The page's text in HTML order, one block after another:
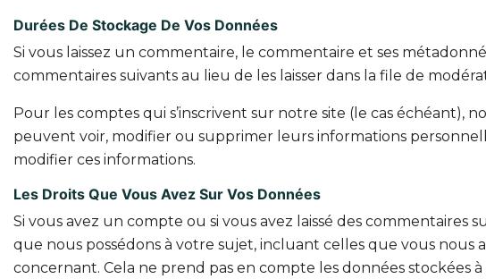
Durées De Stockage De Vos Données
Si vous laissez un commentaire, le commentaire et ses
commentaires suivants au lieu de les laisser dans la file de
Pour les comptes qui s’inscrivent sur notre site (le cas échéant),
peuvent voir, modifier ou supprimer leurs informations
modifier ces informations.
Les Droits Que Vous Avez Sur Vos Données
Si vous avez un compte ou si vous avez laissé des
que nous possédons à votre sujet, incluant celles que vous
concernant. Cela ne prend pas en compte les données stockées